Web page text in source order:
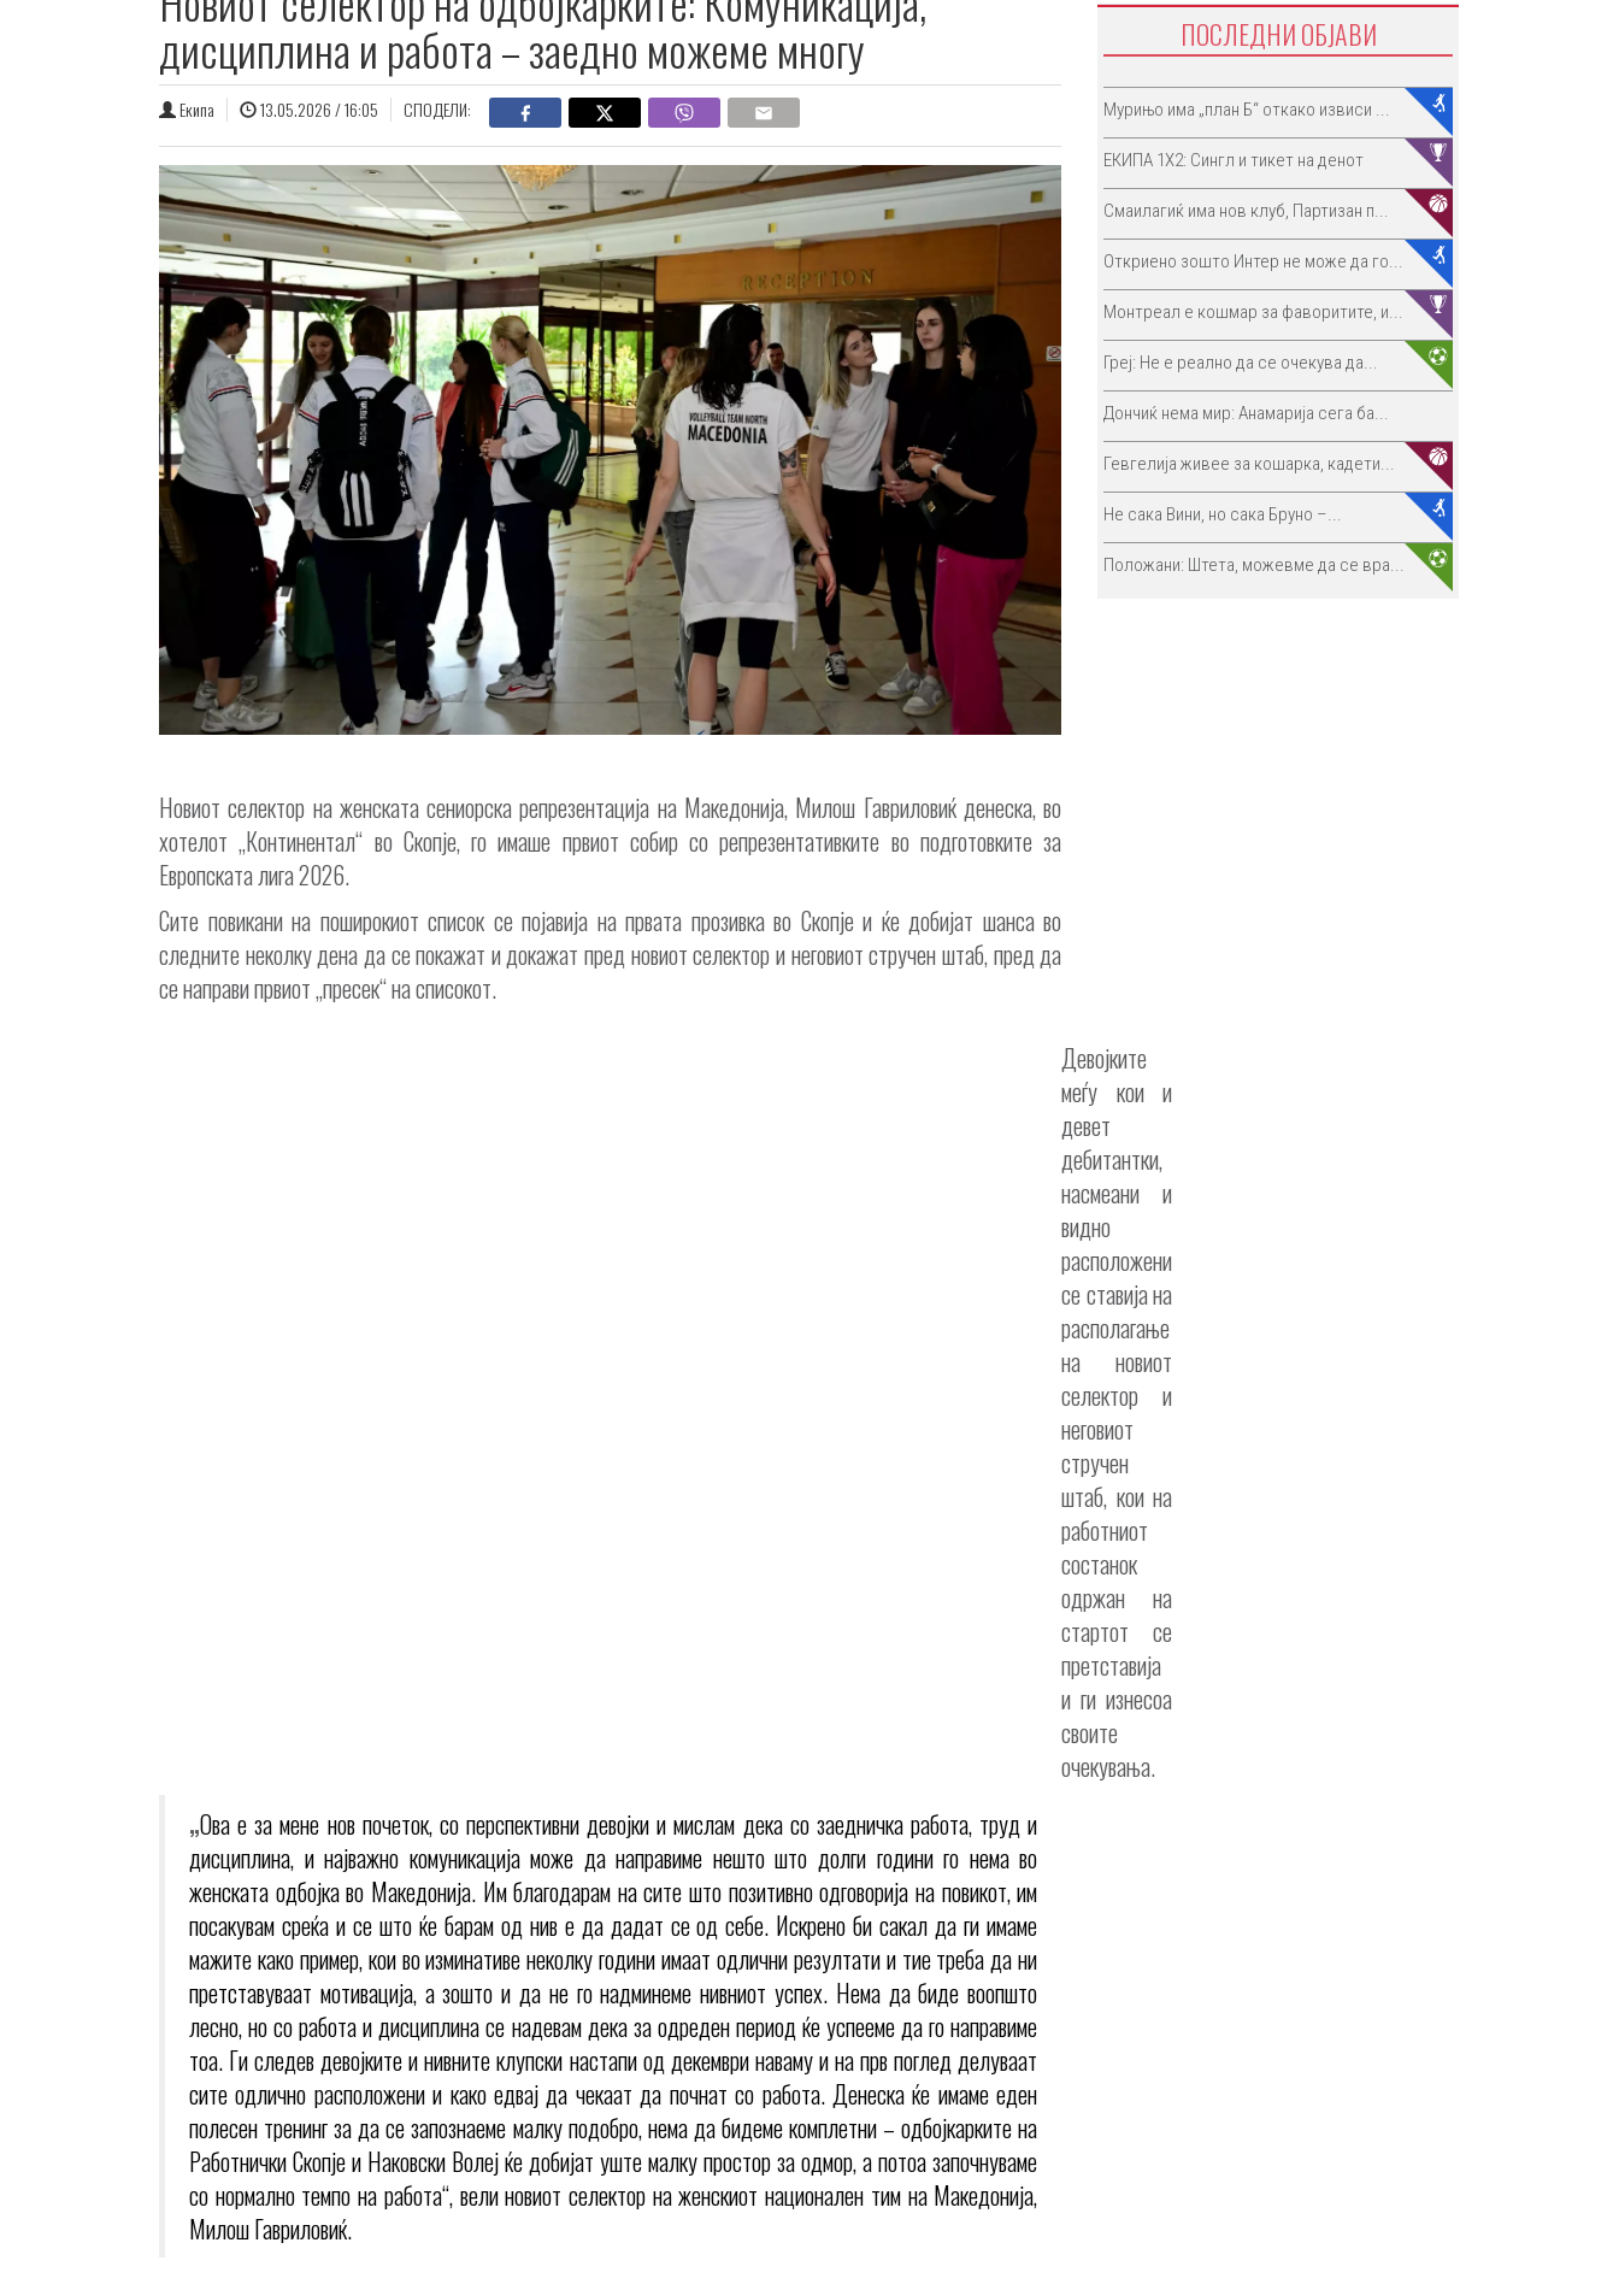
дисциплина и работа – заедно можеме многу
Екипа 13.05.2026 / 16:05 СПОДЕЛИ:
Новиот селектор на женската сениорска репрезентација на Македонија, Милош Гавриловиќ денеска, во
хотелот „Континентал“ во Скопје, го имаше првиот собир со репрезентативките во подготовките за
Европската лига 2026.
Сите повикани на поширокиот список се појавија на првата прозивка во Скопје и ќе добијат шанса во
следните неколку дена да се покажат и докажат пред новиот селектор и неговиот стручен штаб, пред да
се направи првиот „пресек“ на списокот.
Девојките
меѓу кои и
девет
дебитантки,
насмеани и
видно
расположени
се ставија на
располагање
на новиот
селектор и
неговиот
стручен
штаб, кои на
работниот
состанок
одржан на
стартот се
претставија
и ги изнесоа
своите
очекувања.
„Ова е за мене нов почеток, со перспективни девојки и мислам дека со заедничка работа, труд и
дисциплина, и најважно комуникација може да направиме нешто што долги години го нема во
женската одбојка во Македонија. Им благодарам на сите што позитивно одговорија на повикот, им
посакувам среќа и се што ќе барам од нив е да дадат се од себе. Искрено би сакал да ги имаме
мажите како пример, кои во изминативе неколку години имаат одлични резултати и тие треба да ни
претставуваат мотивација, а зошто и да не го надминеме нивниот успех. Нема да биде воопшто
лесно, но со работа и дисциплина се надевам дека за одреден период ќе успееме да го направиме
тоа. Ги следев девојките и нивните клупски настапи од декември наваму и на прв поглед делуваат
сите одлично расположени и како едвај да чекаат да почнат со работа. Денеска ќе имаме еден
полесен тренинг за да се запознаеме малку подобро, нема да бидеме комплетни – одбојкарките на
Работнички Скопје и Наковски Волеј ќе добијат уште малку простор за одмор, а потоа започнуваме
со нормално темпо на работа“, вели новиот селектор на женскиот национален тим на Македонија,
Милош Гавриловиќ.
ПОСЛЕДНИ ОБЈАВИ
Мурињо има „план Б“ откако извиси ...
ЕКИПА 1Х2: Сингл и тикет на денот
Смаилагиќ има нов клуб, Партизан п...
Откриено зошто Интер не може да го...
Монтреал е кошмар за фаворитите, и...
Греј: Не е реално да се очекува да...
Дончиќ нема мир: Анамарија сега ба...
Гевгелија живее за кошарка, кадети...
Не сака Вини, но сака Бруно –...
Положани: Штета, можевме да се вра...